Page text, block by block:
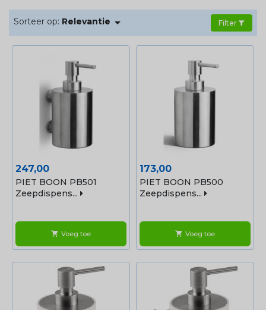
Sorteer op: Relevantie  Filter
Prijs
247,00
PIET BOON PB501
Zeepdispens...
shopping_cart Voeg toe
Prijs
173,00
PIET BOON PB500
Zeepdispens...
shopping_cart Voeg toe